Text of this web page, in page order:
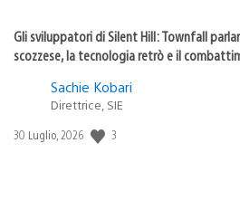
Gli sviluppatori di Silent Hill: Townfall
scozzese, la tecnologia retrò e il
Sachie Kobari
Direttrice, SIE
Data
30 Luglio, 2026 3